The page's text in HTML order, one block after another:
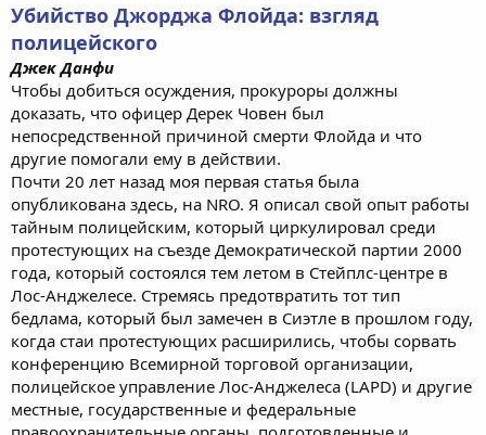
Убийство Джорджа Флойда: взгляд
полицейского
Джек Данфи
Чтобы добиться осуждения, прокуроры должны
доказать, что офицер Дерек Човен был
непосредственной причиной смерти Флойда и что
другие помогали ему в действии.
Почти 20 лет назад моя первая статья была
опубликована здесь, на NRO. Я описал свой опыт работы
тайным полицейским, который циркулировал среди
протестующих на съезде Демократической партии 2000
года, который состоялся тем летом в Стейплс-центре в
Лос-Анджелесе. Стремясь предотвратить тот тип
бедлама, который был замечен в Сиэтле в прошлом году,
когда стаи протестующих расширились, чтобы сорвать
конференцию Всемирной торговой организации,
полицейское управление Лос-Анджелеса (LAPD) и другие
местные, государственные и федеральные